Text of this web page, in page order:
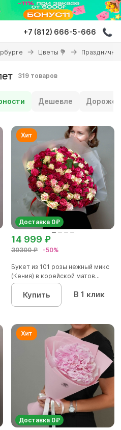
+7 (812) 666-5-666
Цветы 💐
319 товаров
Дешевле Дороже
Доставка 0₽
30300 ₽ -50%
14 999 ₽
Букет из 101 розы нежный микс
(Кения) в корейской матов...
Купить В 1 клик
Доставка 0₽